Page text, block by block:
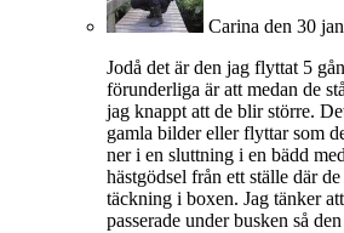
Carina den 30
Jodå det är den jag flyttat 5
förunderliga är att medan de
jag knappt att de blir större.
gamla bilder eller flyttar som
ner i en sluttning i en bädd
hästgödsel från ett ställe där
täckning i boxen. Jag tänker
passerade under busken så